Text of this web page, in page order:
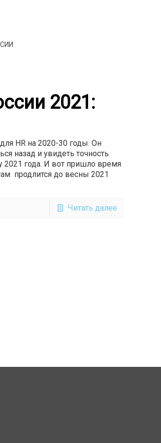
2021:
HR на 2020-30 годы. Он
назад и увидеть точность
2021 года. И вот пришло время
продлится до весны 2021
Читать далее